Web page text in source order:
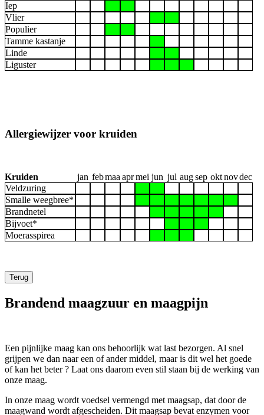
Iep
Vlier
Populier
Tamme kastanje
Linde
Liguster
Allergiewijzer voor kruiden
Kruiden jan febmaa apr mei jun jul augsep okt novdec
Veldzuring
Smalle weegbree*
Brandnetel
Bijvoet*
Moerasspirea
Terug
Brandend maagzuur en maagpijn
Een pijnlijke maag kan ons behoorlijk wat last bezorgen. Al snel
grijpen we dan naar een of ander middel, maar is dit wel het goede
of kan het beter ? Laat ons daarom even stil staan bij de werking van
onze maag.
In onze maag wordt voedsel vermengd met maagsap, dat door de
maagwand wordt afgescheiden. Dit maagsap bevat enzymen voor